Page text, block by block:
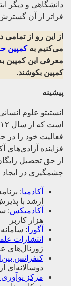
دانشگاهی و دیگر
فراتر از آن
از این رو از
می‌کنیم بهکمپین
معرفی این کمپین
کمپین بکوشند.
پیشینه
انستیتو علوم
فعالیت خود را در
فزاینده آزادی‌های
از حق تحصیل
چشمگیری در
آکادمیا:
ارشد با پذیرش
آکادمیکس
هزار کاربر
آگورا :‌
انتشارات
ژورنال‌های
کنفرانس
مرکز